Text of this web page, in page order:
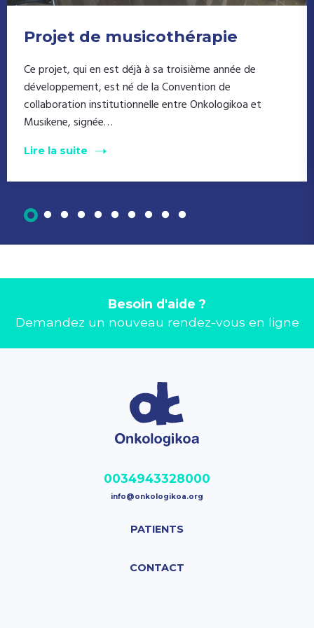
Projet de musicothérapie
Ce projet, qui en est déjà à sa troisième année de
développement, est né de la Convention de
collaboration institutionnelle entre Onkologikoa et
Musikene, signée…
Lire la suite
Besoin d'aide ?
Demandez un nouveau rendez-vous en ligne
0034943328000
info@onkologikoa.org
PATIENTS
CONTACT